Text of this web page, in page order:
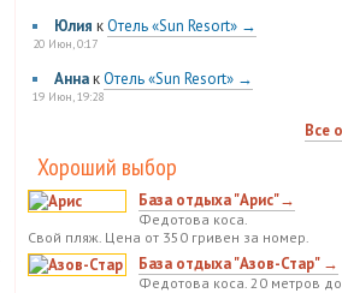
Юлия кОтель «Sun Resort» →
20 Июн, 0:17
АннакОтель «Sun Resort» →
19 Июн, 19:28
Все
Хороший выбор
База отдыха "Арис"→
Федотова коса.
Свой пляж. Цена от 350 гривен за номер.
База отдыха "Азов-Стар" →
Федотова коса. 20 метров